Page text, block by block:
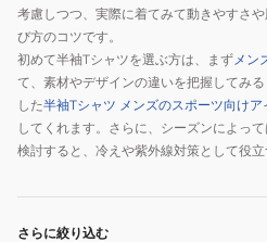
考慮しつつ、実際に着てみて動きやすさ
び方のコツです。
初めて半袖Tシャツを選ぶ方は、まずメン
て、素材やデザインの違いを把握してみ
した半袖Tシャツ メンズのスポーツ向けア
してくれます。さらに、シーズンによって
検討すると、冷えや紫外線対策として役立
さらに絞り込む